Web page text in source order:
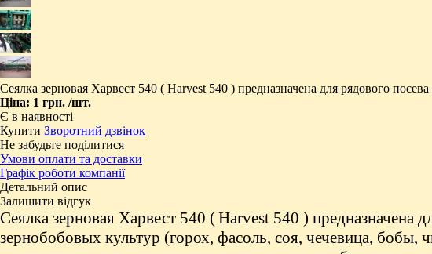
Сеялка зерновая Харвест 540 ( Harvest 540 ) предназначена для рядового
Ціна: 1 грн. /шт.
Є в наявності
Купити Зворотний дзвінок
Не забудьте поділитися
Умови оплати та доставки
Графік роботи компанії
Детальний опис
Залишити відгук
Сеялка зерновая Харвест 540 (Harvest 540 ) предназначена
зернобобовых культур (горох, фасоль, соя, чечевица,